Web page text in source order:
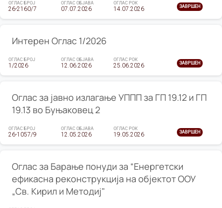
ОГЛАС БРОЈ
26-2160/7
ОГЛАС ОБЈАВА
07.07.2026
ОГЛАС РОК
14.07.2026 ЗАВРШЕН
Интерен Оглас 1/2026
ОГЛАС БРОЈ
1/2026
ОГЛАС ОБЈАВА
12.06.2026
ОГЛАС РОК
25.06.2026 ЗАВРШЕН
Оглас за јавно излагање УППП за ГП 19.12 и ГП
19.13 во Буњаковец 2
ОГЛАС БРОЈ
26-1057/9
ОГЛАС ОБЈАВА
12.05.2026
ОГЛАС РОК
19.05.2026 ЗАВРШЕН
Оглас за Барање понуди за “Енергетски
ефикасна реконструкција на објектот ООУ
„Св. Кирил и Методиј"